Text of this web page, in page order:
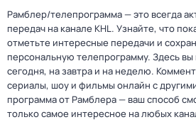
Рамблер/телепрограмма — это всегда
передач на канале KHL. Узнайте, что
отметьте интересные передачи и
персональную телепрограмму. Здесь
сегодня, на завтра и на неделю.
сериалы, шоу и фильмы онлайн с
программа от Рамблера — ваш способ
только самое интересное на любых